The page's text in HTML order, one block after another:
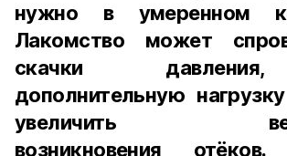
нужно в умеренном
Лакомство может
скачки
дополнительную
увеличить
возникновения